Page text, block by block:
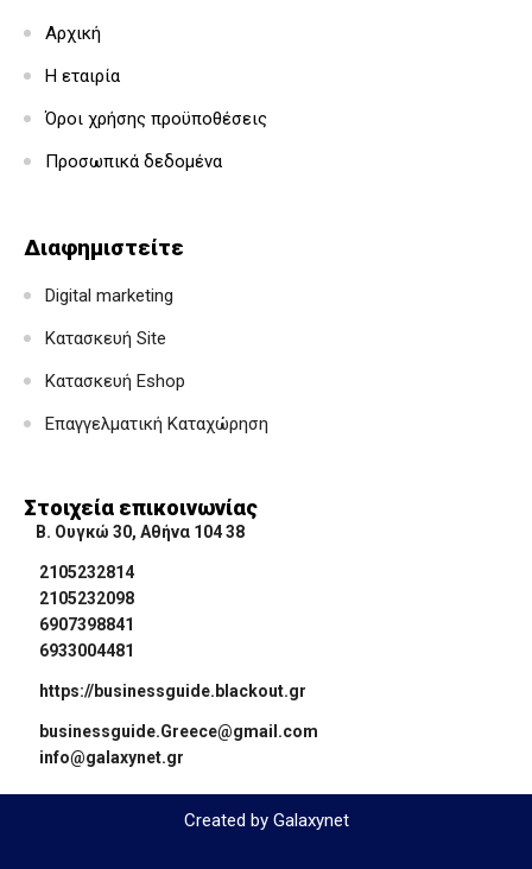
Αρχική
Η εταιρία
Όροι χρήσης προϋποθέσεις
Προσωπικά δεδομένα
Διαφημιστείτε
Digital marketing
Κατασκευή Site
Κατασκευή Eshop
Επαγγελματική Καταχώρηση
Στοιχεία επικοινωνίας
Β. Ουγκώ 30, Αθήνα 104 38
2105232814
2105232098
6907398841
6933004481
https://businessguide.blackout.gr
businessguide.Greece@gmail.com
info@galaxynet.gr
Created by Galaxynet